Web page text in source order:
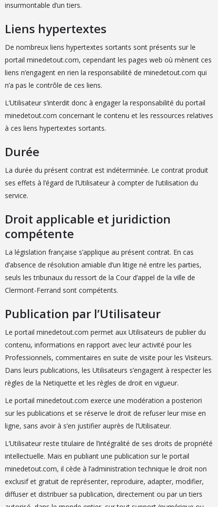
insurmontable d’un tiers.
Liens hypertextes
De nombreux liens hypertextes sortants sont présents sur le
portail minedetout.com, cependant les pages web où mènent ces
liens n’engagent en rien la responsabilité de minedetout.com qui
n’a pas le contrôle de ces liens.
L’Utilisateur s’interdit donc à engager la responsabilité du portail
minedetout.com concernant le contenu et les ressources relatives
à ces liens hypertextes sortants.
Durée
La durée du présent contrat est indéterminée. Le contrat produit
ses effets à l’égard de l’Utilisateur à compter de l’utilisation du
service.
Droit applicable et juridiction
compétente
La législation française s’applique au présent contrat. En cas
d’absence de résolution amiable d’un litige né entre les parties,
seuls les tribunaux du ressort de la Cour d’appel de la ville de
Clermont-Ferrand sont compétents.
Publication par l’Utilisateur
Le portail minedetout.com permet aux Utilisateurs de publier du
contenu, informations en rapport avec leur activité pour les
Professionnels, commentaires en suite de visite pour les Visiteurs.
Dans leurs publications, les Utilisateurs s’engagent à respecter les
règles de la Netiquette et les règles de droit en vigueur.
Le portail minedetout.com exerce une modération a posteriori
sur les publications et se réserve le droit de refuser leur mise en
ligne, sans avoir à s’en justifier auprès de l’Utilisateur.
L’Utilisateur reste titulaire de l’intégralité de ses droits de propriété
intellectuelle. Mais en publiant une publication sur le portail
minedetout.com, il cède à l’administration technique le droit non
exclusif et gratuit de représenter, reproduire, adapter, modifier,
diffuser et distribuer sa publication, directement ou par un tiers